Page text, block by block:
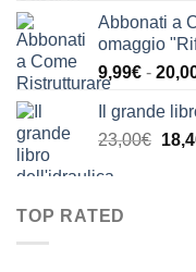
era:
Abbonati a
omaggio
9,99€ -
Il grande
23,00€ Il
TOP RATED